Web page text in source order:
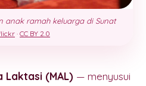
anak ramah keluarga di Sunat
· CC BY 2.0
Laktasi (MAL) — menyusui